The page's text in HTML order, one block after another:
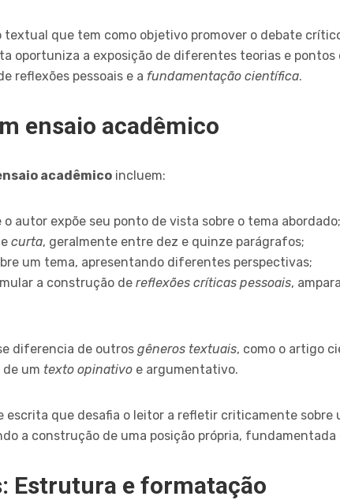
textual que tem como objetivo promover o debate
oportuniza a exposição de diferentes teorias e pontos
reflexões pessoais e a fundamentação científica.
ensaio acadêmico
acadêmico incluem:
o autor expõe seu ponto de vista sobre o tema abordado;
curta, geralmente entre dez e quinze parágrafos;
um tema, apresentando diferentes perspectivas;
a construção de reflexões críticas pessoais,
diferencia de outros gêneros textuais, como o artigo
um texto opinativo e argumentativo.
escrita que desafia o leitor a refletir criticamente sobre
a construção de uma posição própria, fundamentada
Estrutura e formatação